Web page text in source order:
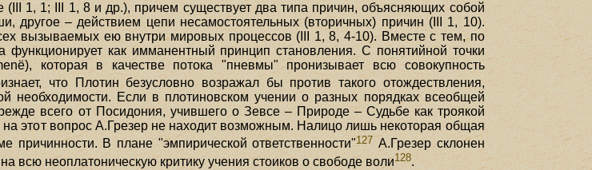
(III 1, 1; III 1, 8 и др.), причем существует два типа причин, объясняющих собой
другое – действием цепи несамостоятельных (вторичных) причин (III 1, 10).
вызываемых ею внутри мировых процессов (III 1, 8, 4-10). Вместе с тем, по
как имманентный принцип становления. С понятийной точки
которая в качестве потока "пневмы" пронизывает всю совокупность
что Плотин безусловно возражал бы против такого отождествления,
необходимости. Если в плотиновском учении о разных порядках всеобщей
всего от Посидония, учившего о Зевсе – Природе – Судьбе как троякой
на этот вопрос А.Грезер не находит возможным. Налицо лишь некоторая общая
В плане "эмпирической ответственности"127А.Грезер склонен
всю неоплатоническую критику учения стоиков о свободе воли128.